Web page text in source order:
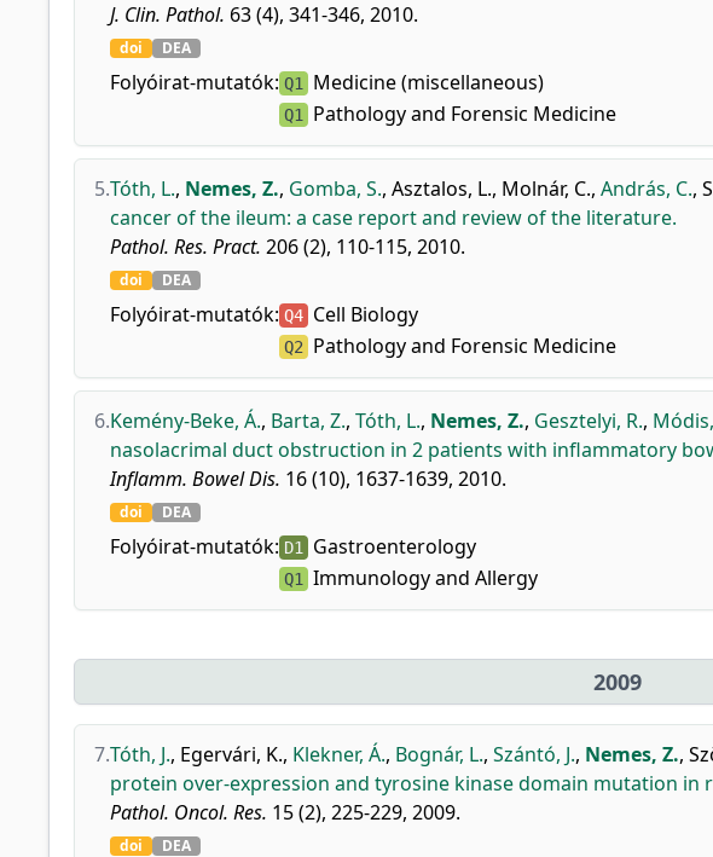
J. Clin. Pathol. 63 (4), 341-346, 2010.
doi DEA
Folyóirat-mutatók: Q1 Medicine (miscellaneous)
Q1 Pathology and Forensic Medicine
5.Tóth, L., Nemes, Z., Gomba, S., Asztalos, L., Molnár, C., András, C.,
cancer of the ileum: a case report and review of the literature.
Pathol. Res. Pract. 206 (2), 110-115, 2010.
doi DEA
Folyóirat-mutatók: Q4 Cell Biology
Q2 Pathology and Forensic Medicine
6.Kemény-Beke, Á., Barta, Z., Tóth, L., Nemes, Z., Gesztelyi, R.,
nasolacrimal duct obstruction in 2 patients with inflammatory
Inflamm. Bowel Dis. 16 (10), 1637-1639, 2010.
doi DEA
Folyóirat-mutatók: D1 Gastroenterology
Q1 Immunology and Allergy
2009
7.Tóth, J., Egervári, K., Klekner, Á., Bognár, L., Szántó, J., Nemes, Z.,
protein over-expression and tyrosine kinase domain mutation in
Pathol. Oncol. Res. 15 (2), 225-229, 2009.
doi DEA